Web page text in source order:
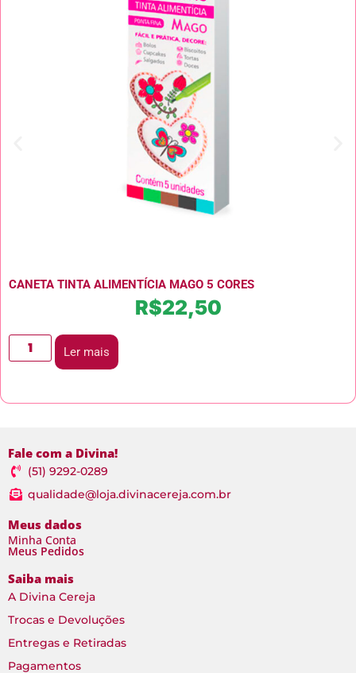
CANETA TINTA ALIMENTÍCIA MAGO 5 CORES
R$22,50
Ler mais
Fale com a Divina!
(51) 9292-0289
qualidade@loja.divinacereja.com.br
Meus dados
Minha Conta
Meus Pedidos
Saiba mais
A Divina Cereja
Trocas e Devoluções
Entregas e Retiradas
Pagamentos